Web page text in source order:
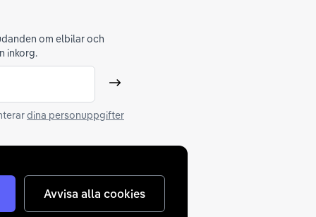
Avvisa alla cookies
om elbilar och
inkorg.
Skicka
dina personuppgifter